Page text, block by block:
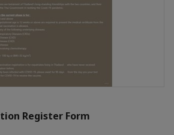
Register Form